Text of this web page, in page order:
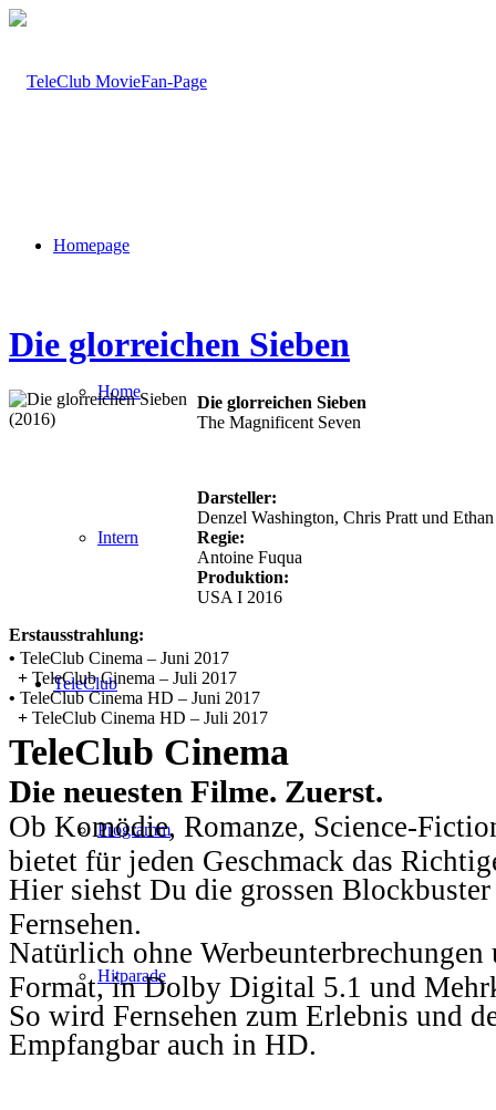
Homepage
Home
Intern
TeleClub
Programm
Hitparade
Die glorreichen Sieben
Die glorreichen Sieben
The Magnificent Seven
Darsteller:
Denzel Washington, Chris Pratt und
Regie:
Antoine Fuqua
Produktion:
USA I 2016
Erstausstrahlung:
• TeleClub Cinema – Juni 2017
+ TeleClub Cinema – Juli 2017
• TeleClub Cinema HD – Juni 2017
+ TeleClub Cinema HD – Juli 2017
TeleClub Cinema
Die neuesten Filme. Zuerst.
Ob Komödie, Romanze, Science-
bietet für jeden Geschmack das
Hier siehst Du die grossen
Fernsehen.
Natürlich ohne
Format, in Dolby Digital 5.1 und
So wird Fernsehen zum Erlebnis und
Empfangbar auch in HD.